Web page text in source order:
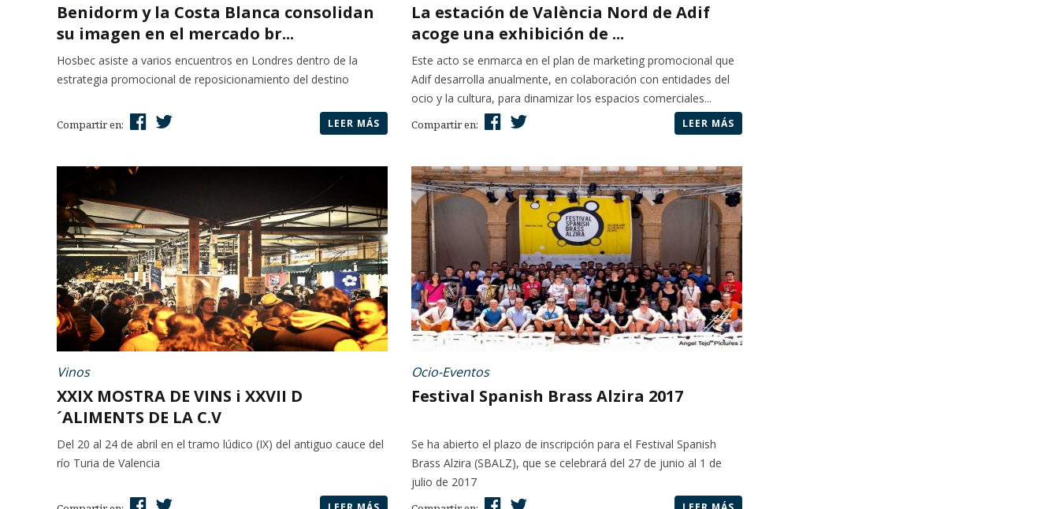
Benidorm y la Costa Blanca consolidan
su imagen en el mercado br...
Hosbec asiste a varios encuentros en Londres dentro de la
estrategia promocional de reposicionamiento del destino
Compartir en: LEER MÁS
La estación de València Nord de Adif
acoge una exhibición de ...
Este acto se enmarca en el plan de marketing promocional que
Adif desarrolla anualmente, en colaboración con entidades del
ocio y la cultura, para dinamizar los espacios comerciales...
Compartir en: LEER MÁS
Vinos
XXIX MOSTRA DE VINS i XXVII D
´ALIMENTS DE LA C.V
Del 20 al 24 de abril en el tramo lúdico (IX) del antiguo cauce del
río Turia de Valencia
Ocio-Eventos
Festival Spanish Brass Alzira 2017
Se ha abierto el plazo de inscripción para el Festival Spanish
Brass Alzira (SBALZ), que se celebrará del 27 de junio al 1 de
julio de 2017